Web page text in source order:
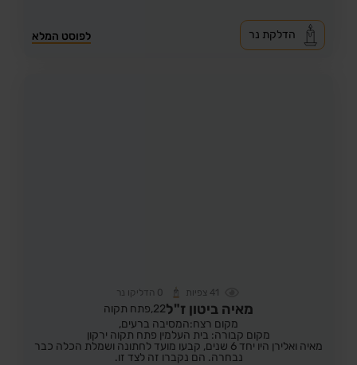
לפוסט המלא הדלקת נר
41 צפיות 0 הדליקו נר
מאיה ביטון ז"ל22, פתח תקוה
מקום רצח:המסיבה ברעים,
מקום קבורה: בית העלמין פתח תקוה ירקון
מאיה ואלירן היו יחד 6 שנים, קבעו מועד לחתונה ושמלת הכלה כבר
נבחרה. הם נקברו זה לצד זו.